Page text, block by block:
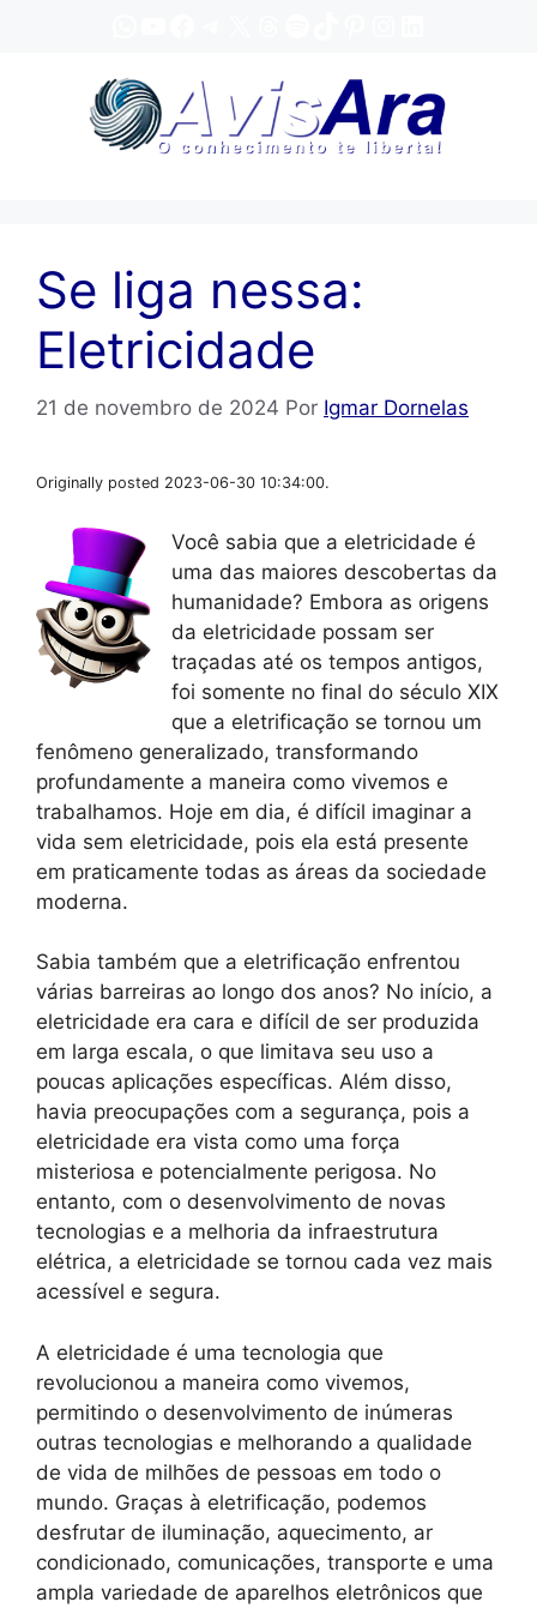
Se liga nessa:
Eletricidade
21 de novembro de 2024 Por Igmar Dornelas
Originally posted 2023-06-30 10:34:00.
Você sabia que a eletricidade é
uma das maiores descobertas da
humanidade? Embora as origens
da eletricidade possam ser
traçadas até os tempos antigos,
foi somente no final do século XIX
que a eletrificação se tornou um
fenômeno generalizado, transformando
profundamente a maneira como vivemos e
trabalhamos. Hoje em dia, é difícil imaginar a
vida sem eletricidade, pois ela está presente
em praticamente todas as áreas da sociedade
moderna.
Sabia também que a eletrificação enfrentou
várias barreiras ao longo dos anos? No início, a
eletricidade era cara e difícil de ser produzida
em larga escala, o que limitava seu uso a
poucas aplicações específicas. Além disso,
havia preocupações com a segurança, pois a
eletricidade era vista como uma força
misteriosa e potencialmente perigosa. No
entanto, com o desenvolvimento de novas
tecnologias e a melhoria da infraestrutura
elétrica, a eletricidade se tornou cada vez mais
acessível e segura.
A eletricidade é uma tecnologia que
revolucionou a maneira como vivemos,
permitindo o desenvolvimento de inúmeras
outras tecnologias e melhorando a qualidade
de vida de milhões de pessoas em todo o
mundo. Graças à eletrificação, podemos
desfrutar de iluminação, aquecimento, ar
condicionado, comunicações, transporte e uma
ampla variedade de aparelhos eletrônicos que